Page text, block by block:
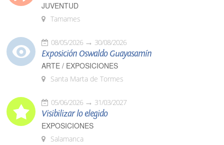
JUVENTUD
Tamames
08/05/2026 30/08/2026
Exposición Oswaldo Guayasamín
ARTE / EXPOSICIONES
Santa Marta de Tormes
05/06/2026 31/03/2027
Visibilizar lo elegido
EXPOSICIONES
Salamanca